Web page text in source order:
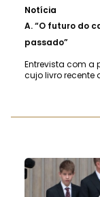
Notícia
A.“O futuro do
passado”
Entrevista com a
cujo livro